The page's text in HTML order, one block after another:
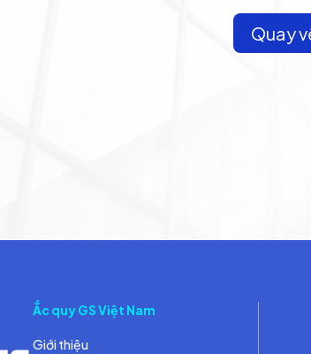
Quay
Ắc quy GS Việt Nam
Giới thiệu